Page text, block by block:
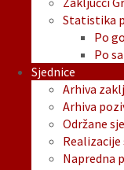
Statistika
Po
Po
Sjednice
Arhiva
Arhiva
Održane
Realizacije
Napredna